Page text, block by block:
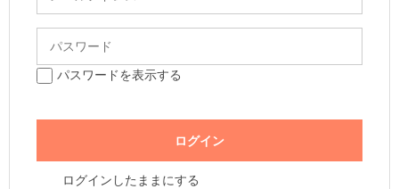
パスワードを表示する
ログインしたままにする